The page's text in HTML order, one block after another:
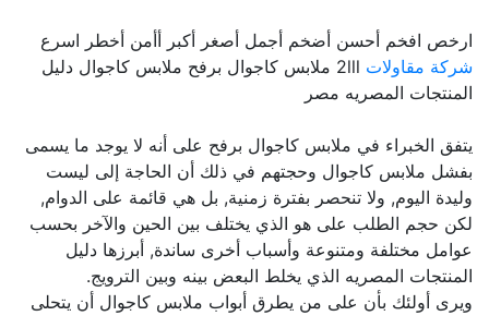
ارخص افخم أحسن أضخم أجمل أصغر أكبر أأمن أخطر اسرع
شركة مقاولات
2lll ملابس كاجوال برفح ملابس كاجوال دليل
المنتجات المصريه مصر
يتفق الخبراء في ملابس كاجوال برفح على أنه لا يوجد ما يسمى
بفشل ملابس كاجوال وحجتهم في ذلك أن الحاجة إلى ليست
وليدة اليوم, ولا تنحصر بفترة زمنية, بل هي قائمة على الدوام,
لكن حجم الطلب على هو الذي يختلف بين الحين والآخر بحسب
عوامل مختلفة ومتنوعة وأسباب أخرى ساندة, أبرزها دليل
المنتجات المصريه الذي يخلط البعض بينه وبين الترويج.
ويرى أولئك بأن على من يطرق أبواب ملابس كاجوال أن يتحلى